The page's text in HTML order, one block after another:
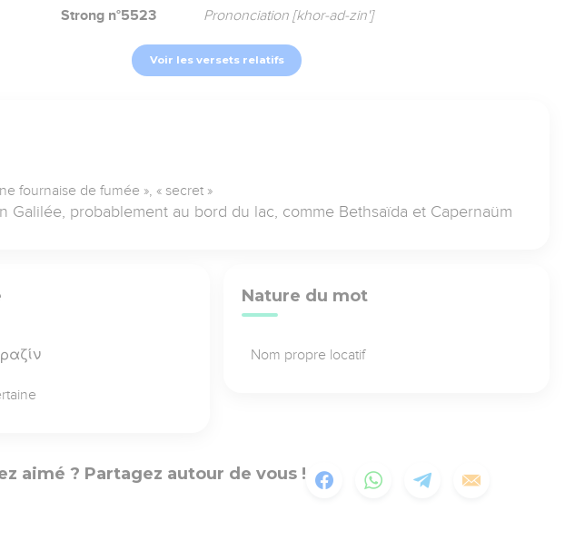
Strong n°5523 Prononciation [khor-ad-zin']
Voir les versets relatifs
fournaise de fumée », « secret »
Galilée, probablement au bord du lac, comme Bethsaïda et Capernaüm
Nature du mot
Nom propre locatif
aimé ? Partagez autour de vous !